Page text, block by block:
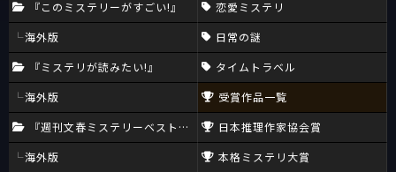
『このミステリーがすごい!』
海外版
『ミステリが読みたい!』
海外版
『週刊文春ミステリーベスト10』
海外版
恋愛ミステリ
日常の謎
タイムトラベル
受賞作品一覧
日本推理作家協会賞
本格ミステリ大賞